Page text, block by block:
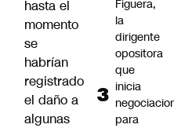
hasta el
momento
se
habrían
registrado
el daño a
algunas
Figuera,
la
dirigente
opositora
que
inicia
para